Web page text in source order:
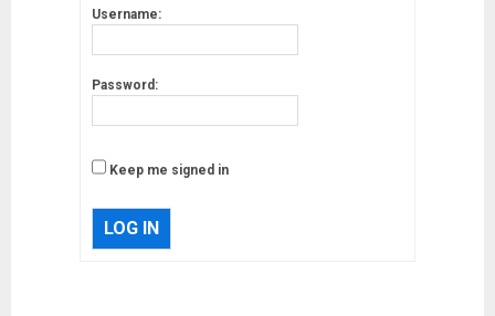
Username:
Password:
Keep me signed in
LOG IN